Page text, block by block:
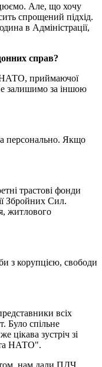
Але, що хочу
спрощений підхід.
в Адміністрації,
справ?
НАТО, приймаючої
залишимо за іншою
персонально. Якщо
трастові фонди
Збройних Сил.
житлового
з корупцією, свободи
всіх
Було спільне
цікава зустріч зі
та НАТО".
нам дали ПДЧ